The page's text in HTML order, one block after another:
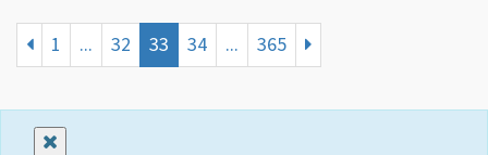
1 ... 32 33 34 ... 365